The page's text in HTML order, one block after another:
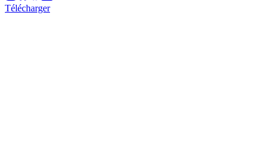
Télécharger